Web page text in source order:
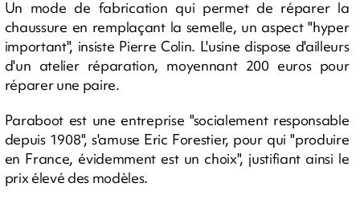
Un mode de fabrication qui permet de réparer la
chaussure en remplaçant la semelle, un aspect "hyper
important", insiste Pierre Colin. L'usine dispose d'ailleurs
d'un atelier réparation, moyennant 200 euros pour
réparer une paire.
Paraboot est une entreprise "socialement responsable
depuis 1908", s'amuse Eric Forestier, pour qui "produire
en France, évidemment est un choix", justifiant ainsi le
prix élevé des modèles.